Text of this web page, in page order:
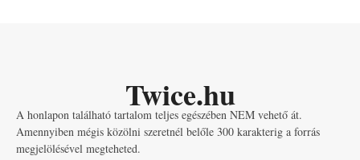
Twice.hu
A honlapon található tartalom teljes egészében NEM vehető át.
Amennyiben mégis közölni szeretnél belőle 300 karakterig a forrás
megjelölésével megteheted.